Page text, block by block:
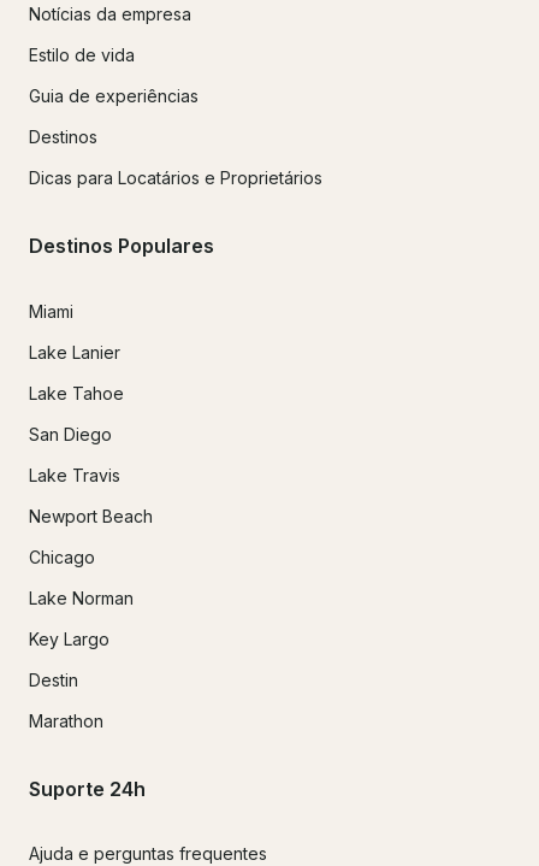
Notícias da empresa
Estilo de vida
Guia de experiências
Destinos
Dicas para Locatários e Proprietários
Destinos Populares
Miami
Lake Lanier
Lake Tahoe
San Diego
Lake Travis
Newport Beach
Chicago
Lake Norman
Key Largo
Destin
Marathon
Suporte 24h
Ajuda e perguntas frequentes